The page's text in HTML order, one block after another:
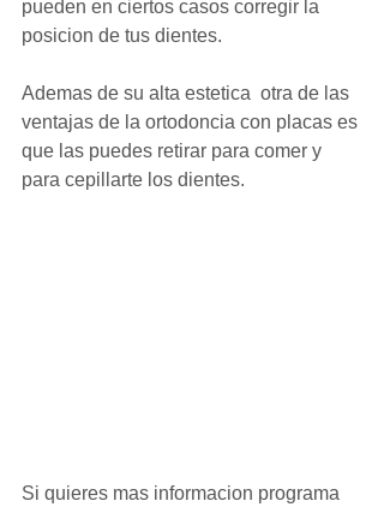
pueden en ciertos casos corregir la
posicion de tus dientes.
Ademas de su alta estetica  otra de las
ventajas de la ortodoncia con placas es
que las puedes retirar para comer y
para cepillarte los dientes.
Si quieres mas informacion programa